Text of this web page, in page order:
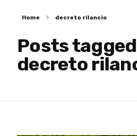
Home decreto rilancio
Posts
decreto